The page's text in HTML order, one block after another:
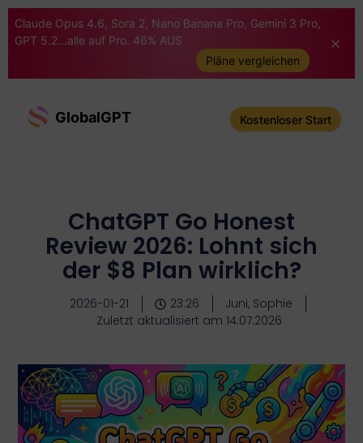
Claude Opus 4.6, Sora 2, Nano Banana Pro, Gemini 3 Pro,
GPT 5.2...alle auf Pro. 46% AUS
Pläne vergleichen
GlobalGPT Kostenloser Start
ChatGPT Go Honest
Review 2026: Lohnt sich
der $8 Plan wirklich?
2026-01-21 23:26
Juni, Sophie
Zuletzt aktualisiert am 14.07.2026